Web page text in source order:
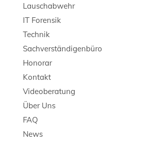
Lauschabwehr
IT Forensik
Technik
Sachverständigenbüro
Honorar
Kontakt
Videoberatung
Über Uns
FAQ
News